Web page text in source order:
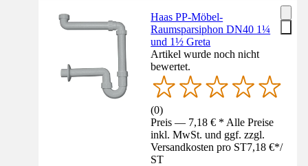
Haas PP-Möbel-
Raumsparsiphon DN40 1¼
und 1½ Greta
Artikel wurde noch nicht
bewertet.
(0)
Preis — 7,18 € * Alle Preise
inkl. MwSt. und ggf. zzgl.
Versandkosten pro ST7,18 €*/
ST